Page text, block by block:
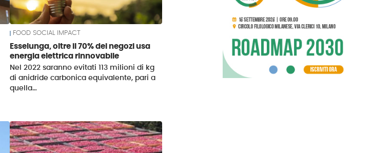
FOOD SOCIAL IMPACT
Esselunga, oltre il 70% dei negozi usa
energia elettrica rinnovabile
Nel 2022 saranno evitati 113 milioni di kg
di anidride carbonica equivalente, pari a
quella…